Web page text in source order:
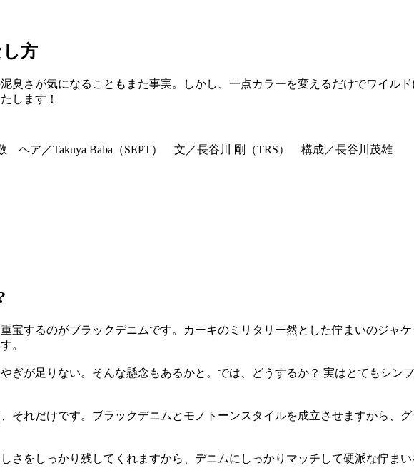
方
臭さが気になることもまた事実。しかし、一点カラーを変えるだけでワイル
します！
ヘア／Takuya Baba（SEPT） 文／長谷川 剛（TRS） 構成／長谷川茂雄
宝するのがブラックデニムです。カーキのミリタリー然とした佇まいのジャ
。
ぎが足りない。そんな懸念もあるかと。では、どうするか？ 実はとてもシン
それだけです。ブラックデニムとモノトーンスタイルを成立させますから、
さをしっかり残してくれますから、デニムにしっかりマッチして硬派な佇まい